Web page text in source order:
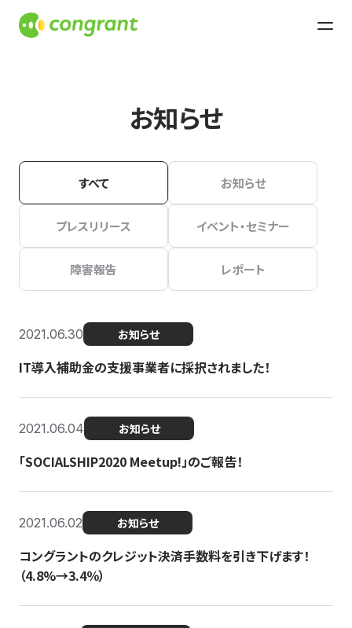
お知らせ
すべて お知らせ
プレスリリース イベント・セミナー
障害報告 レポート
2021.06.30 お知らせ
IT導入補助金の支援事業者に採択されました！
2021.06.04 お知らせ
「SOCIALSHIP2020 Meetup!」のご報告！
2021.06.02 お知らせ
コングラントのクレジット決済手数料を引き下げます！
（4.8%→3.4％）